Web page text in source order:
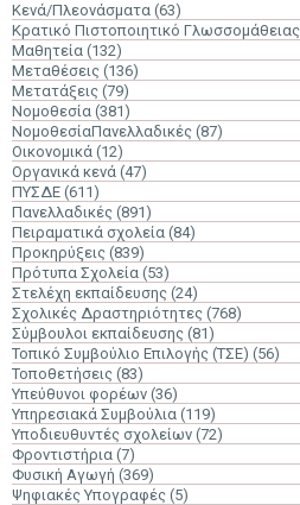
Κενά/Πλεονάσματα (63)
Κρατικό Πιστοποιητικό Γλωσσομάθειας
Μαθητεία (132)
Μεταθέσεις (136)
Μετατάξεις (79)
Νομοθεσία (381)
ΝομοθεσίαΠανελλαδικές (87)
Οικονομικά (12)
Οργανικά κενά (47)
ΠΥΣΔΕ (611)
Πανελλαδικές (891)
Πειραματικά σχολεία (84)
Προκηρύξεις (839)
Πρότυπα Σχολεία (53)
Στελέχη εκπαίδευσης (24)
Σχολικές Δραστηριότητες (768)
Σύμβουλοι εκπαίδευσης (81)
Τοπικό Συμβούλιο Επιλογής (ΤΣΕ) (56)
Τοποθετήσεις (83)
Υπεύθυνοι φορέων (36)
Υπηρεσιακά Συμβούλια (119)
Υποδιευθυντές σχολείων (72)
Φροντιστήρια (7)
Φυσική Αγωγή (369)
Ψηφιακές Υπογραφές (5)